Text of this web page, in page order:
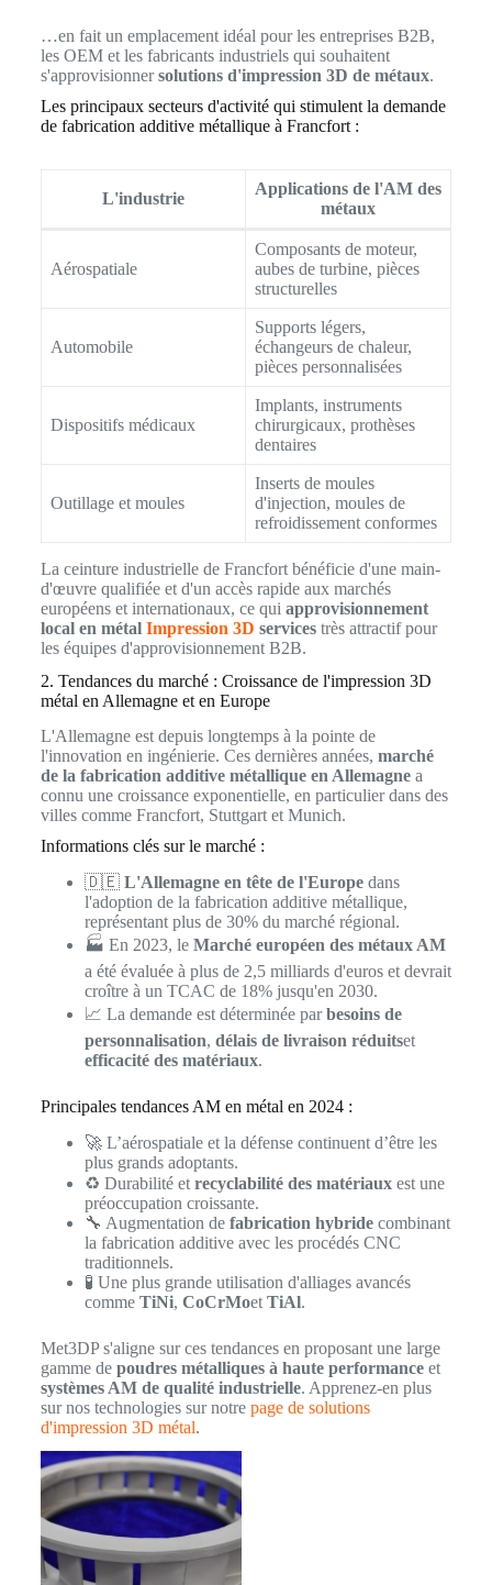
…en fait un emplacement idéal pour les entreprises B2B,
les OEM et les fabricants industriels qui souhaitent
s'approvisionnersolutions d'impression 3D de métaux.
Les principaux secteurs d'activité qui stimulent la demande
de fabrication additive métallique à Francfort :
L'industrie
Applications de l'AM des
métaux
Aérospatiale
Composants de moteur,
aubes de turbine, pièces
structurelles
Automobile
Supports légers,
échangeurs de chaleur,
pièces personnalisées
Dispositifs médicaux
Implants, instruments
chirurgicaux, prothèses
dentaires
Outillage et moules
Inserts de moules
d'injection, moules de
refroidissement conformes
La ceinture industrielle de Francfort bénéficie d'une main-
d'œuvre qualifiée et d'un accès rapide aux marchés
européens et internationaux, ce qui approvisionnement
local en métal Impression 3D servicestrès attractif pour
les équipes d'approvisionnement B2B.
2. Tendances du marché : Croissance de l'impression 3D
métal en Allemagne et en Europe
L'Allemagne est depuis longtemps à la pointe de
l'innovation en ingénierie. Ces dernières années, marché
de la fabrication additive métallique en Allemagnea
connu une croissance exponentielle, en particulier dans des
villes comme Francfort, Stuttgart et Munich.
Informations clés sur le marché :
🇩🇪 L'Allemagne en tête de l'Europedans
l'adoption de la fabrication additive métallique,
représentant plus de 30% du marché régional.
🏭 En 2023, le Marché européen des métaux AM
a été évaluée à plus de 2,5 milliards d'euros et devrait
croître à un TCAC de 18% jusqu'en 2030.
📈 La demande est déterminée parbesoins de
personnalisation, délais de livraison réduitset
efficacité des matériaux.
Principales tendances AM en métal en 2024 :
🚀 L’aérospatiale et la défense continuent d’être les
plus grands adoptants.
♻️ Durabilité et recyclabilité des matériauxest une
préoccupation croissante.
🔧 Augmentation de fabrication hybridecombinant
la fabrication additive avec les procédés CNC
traditionnels.
🧪 Une plus grande utilisation d'alliages avancés
comme TiNi, CoCrMoet TiAl.
Met3DP s'aligne sur ces tendances en proposant une large
gamme de poudres métalliques à haute performanceet
systèmes AM de qualité industrielle. Apprenez-en plus
sur nos technologies sur notre page de solutions
d'impression 3D métal.